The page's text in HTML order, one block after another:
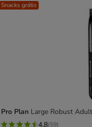
Snacks grátis
Pro Plan Large Robust
4.8(59)